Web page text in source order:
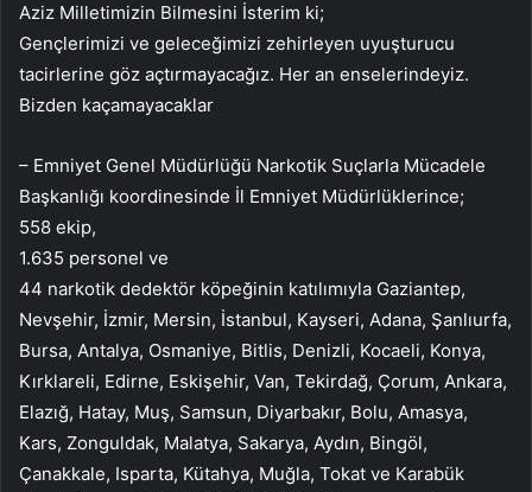
Aziz Milletimizin Bilmesini İsterim ki;
Gençlerimizi ve geleceğimizi zehirleyen uyuşturucu
tacirlerine göz açtırmayacağız. Her an enselerindeyiz.
Bizden kaçamayacaklar
– Emniyet Genel Müdürlüğü Narkotik Suçlarla Mücadele
Başkanlığı koordinesinde İl Emniyet Müdürlüklerince;
558 ekip,
1.635 personel ve
44 narkotik dedektör köpeğinin katılımıyla Gaziantep,
Nevşehir, İzmir, Mersin, İstanbul, Kayseri, Adana, Şanlıurfa,
Bursa, Antalya, Osmaniye, Bitlis, Denizli, Kocaeli, Konya,
Kırklareli, Edirne, Eskişehir, Van, Tekirdağ, Çorum, Ankara,
Elazığ, Hatay, Muş, Samsun, Diyarbakır, Bolu, Amasya,
Kars, Zonguldak, Malatya, Sakarya, Aydın, Bingöl,
Çanakkale, Isparta, Kütahya, Muğla, Tokat ve Karabük